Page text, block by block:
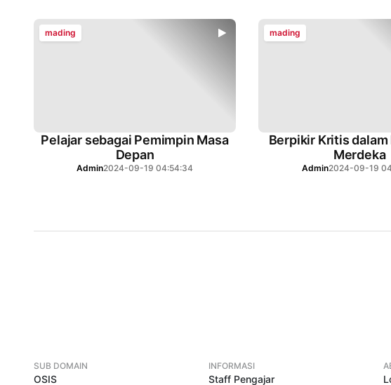
mading
Pelajar sebagai Pemimpin Masa
Depan
Admin2024-09-19 04:54:34
mading
Berpikir Kritis
Merdeka
Admin2024-09-19
SUB DOMAIN
OSIS
INFORMASI
Staff Pengajar